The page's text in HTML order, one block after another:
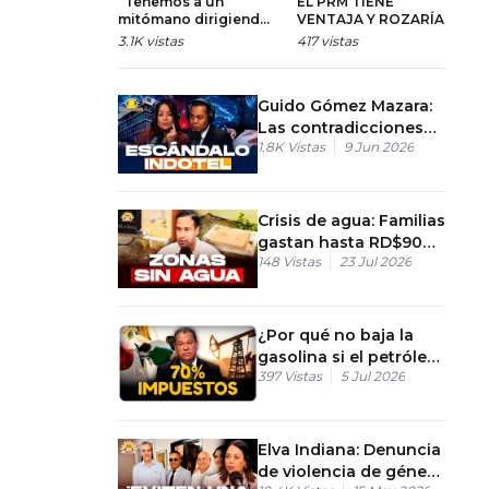
mitómano dirigiendo
el Ministerio de
3.1K vistas
VENTAJA Y ROZARÍA
EL 40% EN
417 vistas
Guido Gómez Mazara:
Las contradicciones
en la licitación del
1.8K Vistas 9 Jun 2026
Crisis de agua: Familias
gastan hasta RD$900
a la semana
148 Vistas 23 Jul 2026
¿Por qué no baja la
gasolina si el petróleo
cayó a $68?
397 Vistas 5 Jul 2026
Elva Indiana: Denuncia
de violencia de género